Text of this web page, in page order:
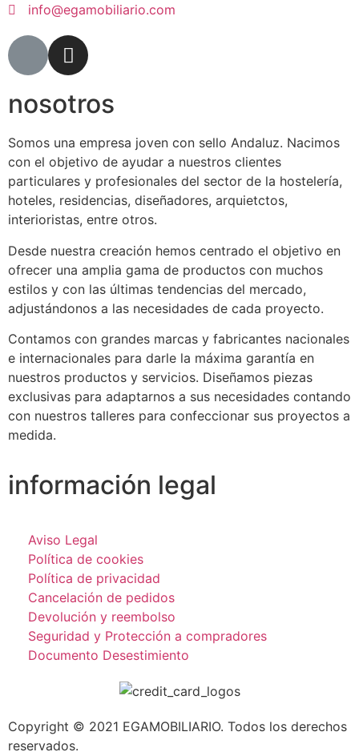
info@egamobiliario.com
nosotros
Somos una empresa joven con sello Andaluz. Nacimos
con el objetivo de ayudar a nuestros clientes
particulares y profesionales del sector de la hostelería,
hoteles, residencias, diseñadores, arquietctos,
interioristas, entre otros.
Desde nuestra creación hemos centrado el objetivo en
ofrecer una amplia gama de productos con muchos
estilos y con las últimas tendencias del mercado,
adjustándonos a las necesidades de cada proyecto.
Contamos con grandes marcas y fabricantes nacionales
e internacionales para darle la máxima garantía en
nuestros productos y servicios. Diseñamos piezas
exclusivas para adaptarnos a sus necesidades contando
con nuestros talleres para confeccionar sus proyectos a
medida.
información legal
Aviso Legal
Política de cookies
Política de privacidad
Cancelación de pedidos
Devolución y reembolso
Seguridad y Protección a compradores
Documento Desestimiento
Copyright © 2021 EGAMOBILIARIO. Todos los derechos
reservados.